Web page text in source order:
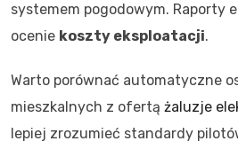
systemem pogodowym. Raporty
ocenie koszty eksploatacji.
Warto porównać automatyczne
mieszkalnych z ofertą żaluzje
lepiej zrozumieć standardy